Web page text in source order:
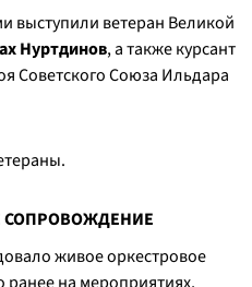
выступили ветеран Великой
Нуртдинов, а также курсант
Советского Союза Ильдара
СОПРОВОЖДЕНИЕ
живое оркестровое